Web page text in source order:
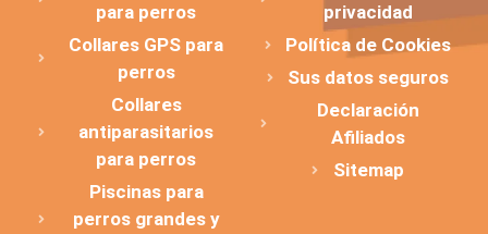
para perros
Collares GPS para
perros
Collares
antiparasitarios
para perros
Piscinas para
perros grandes y
privacidad
Política de Cookies
Sus datos seguros
Declaración
Afiliados
Sitemap